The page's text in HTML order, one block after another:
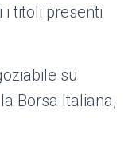
titoli presenti
su
Borsa Italiana,